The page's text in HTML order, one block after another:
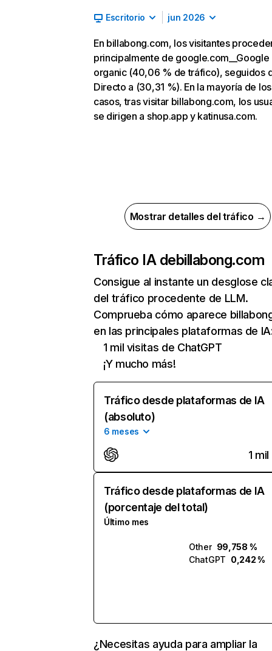
Escritorio jun 2026
En billabong.com, los visitantes
principalmente de google.com__Google
organic (40,06 % de tráfico), seguidos
Directo a (30,31 %). En la mayoría de los
casos, tras visitar billabong.com, los
se dirigen a shop.app y katinusa.com.
Mostrar detalles del tráfico →
Tráfico IA debillabong.com
Consigue al instante un desglose
del tráfico procedente de LLM.
Comprueba cómo aparece
en las principales plataformas de
1 mil visitas de ChatGPT
¡Y mucho más!
Tráfico desde plataformas de IA
(absoluto)
6 meses
1 mil
Tráfico desde plataformas de IA
(porcentaje del total)
Último mes
Other 99,758 %
ChatGPT 0,242 %
¿Necesitas ayuda para ampliar la